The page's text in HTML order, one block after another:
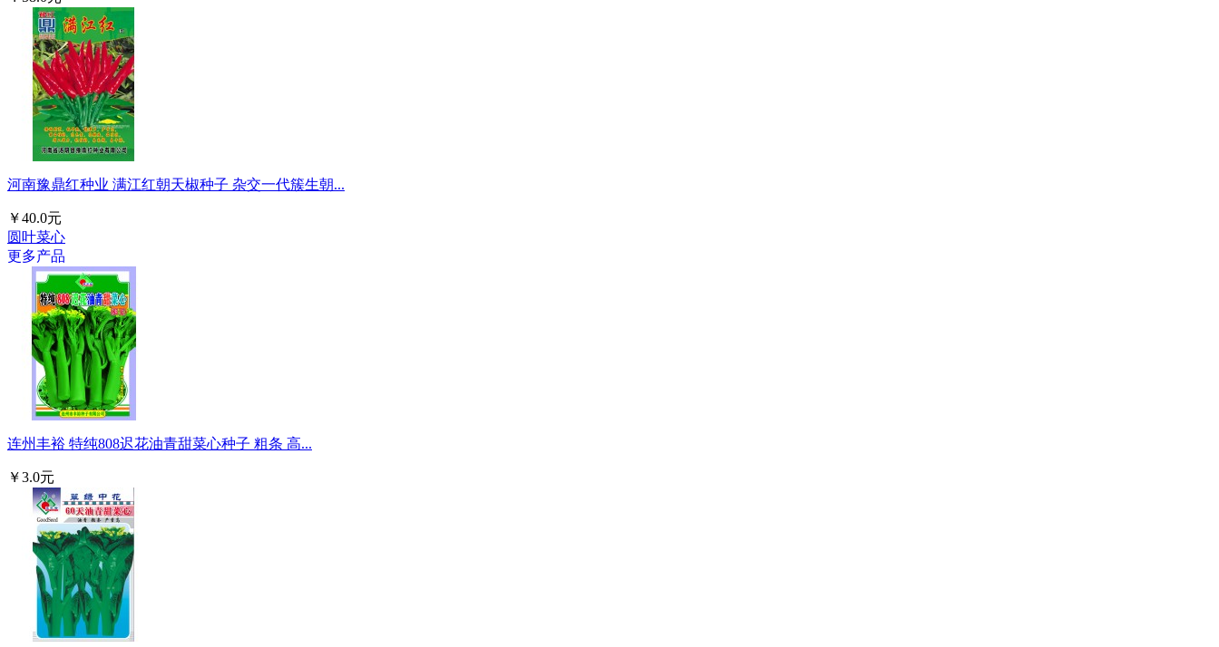
河南豫鼎红种业 满江红朝天椒种子 杂交一代簇生朝...
￥40.0元
圆叶菜心
更多产品
连州丰裕 特纯808迟花油青甜菜心种子 粗条 高...
￥3.0元